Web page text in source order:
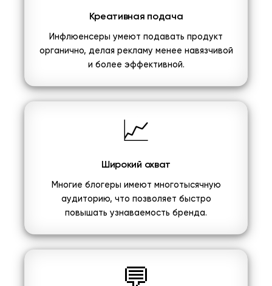
Креативная подача
Инфлюенсеры умеют подавать продукт
органично, делая рекламу менее навязчивой
и более эффективной.
📈
Широкий охват
Многие блогеры имеют многотысячную
аудиторию, что позволяет быстро
повышать узнаваемость бренда.